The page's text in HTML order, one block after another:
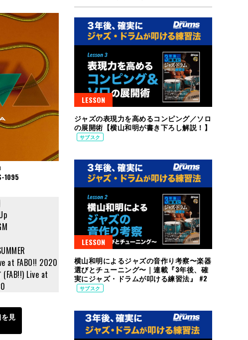
1095
at FABO!! 2020
Live at
見
LESSON
ジャズの表現力を高めるコンピング／ソロ
の展開術【横山和明が書き下ろし解説！】
サブスク
LESSON
横山和明によるジャズの音作り考察〜楽器
選びとチューニング〜｜連載『3年後、確
実にジャズ・ドラムが叩ける練習法』 #2
サブスク